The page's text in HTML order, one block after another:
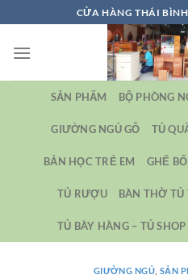
qua
nội
CỬA HÀNG THÁI BÌNH
SẢN PHẨM BỘ PHÒNG
GIƯỜNG NGỦ GỖ TỦ
BẢN HỌC TRẺ EM GHẾ
TỦ RƯỢU BÀN THỜ TỦ
TỦ BÀY HÀNG – TỦ SHOP
GIƯỜNG NGỦ SẢN